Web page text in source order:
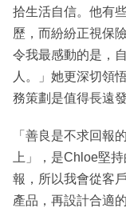
拾生活自信。他有
歷，而紛紛正視保
令我最感動的是，
人。」她更深切領
務策劃是值得長遠
「善良是不求回報
上」，是Chloe堅
報，所以我會從客
產品，再設計合適